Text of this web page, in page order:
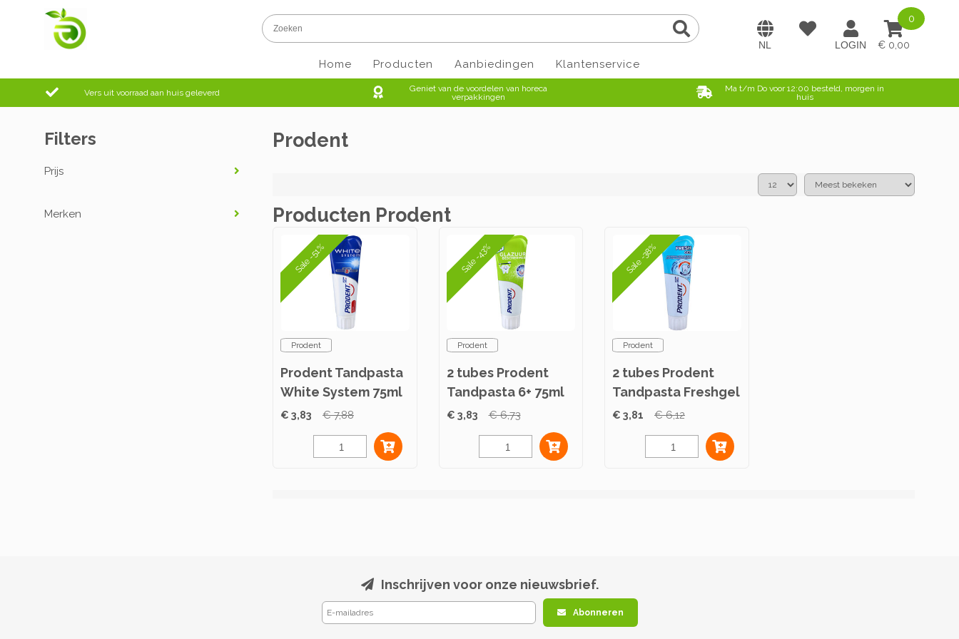
0,00
0
Home Producten Aanbiedingen Klantenservice
Vers uit voorraad aan huis geleverd
Geniet van de voordelen van horeca
verpakkingen
Ma t/m Do voor 12:00 besteld, morgen in
huis
Prodent
Producten Prodent
Sale -51%
Prodent
Prodent Tandpasta
White System 75ml
€ 3,83 € 7,88
Sale -43%
Prodent
2 tubes Prodent
Tandpasta 6+ 75ml
€ 3,83 € 6,73
Sale -38%
Prodent
2 tubes Prodent
Tandpasta Freshgel
75ml
€ 3,81 € 6,12
Filters
Prijs
Merken
Inschrijven voor onze nieuwsbrief.
Abonneren